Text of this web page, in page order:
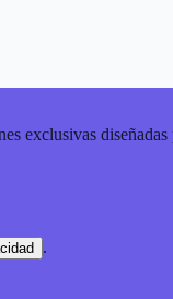
exclusivas
.